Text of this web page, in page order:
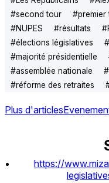
#second tour #premier
#NUPES #résultats #
#élections législatives #
#majorité présidentielle
#assemblée nationale #
#réforme des retraites
Plus d'articles
https://